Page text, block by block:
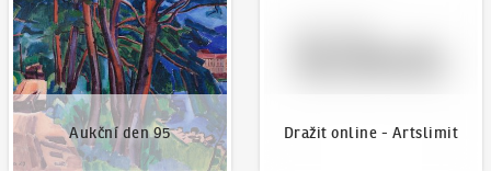
Aukční den 95 Dražit online - Artslimit